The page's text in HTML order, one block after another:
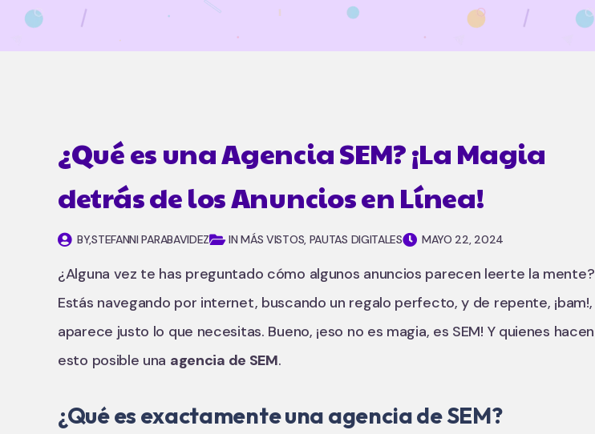
¿Qué es una Agencia SEM? ¡La Magia
detrás de los Anuncios en Línea!
BY,STEFANNI PARABAVIDEZ IN MÁS VISTOS, PAUTAS DIGITALES MAYO 22, 2024
¿Alguna vez te has preguntado cómo algunos anuncios parecen leerte la mente?
Estás navegando por internet, buscando un regalo perfecto, y de repente, ¡bam!,
aparece justo lo que necesitas. Bueno, ¡eso no es magia, es SEM! Y quienes hacen
esto posible una agencia de SEM.
¿Qué es exactamente una agencia de SEM?